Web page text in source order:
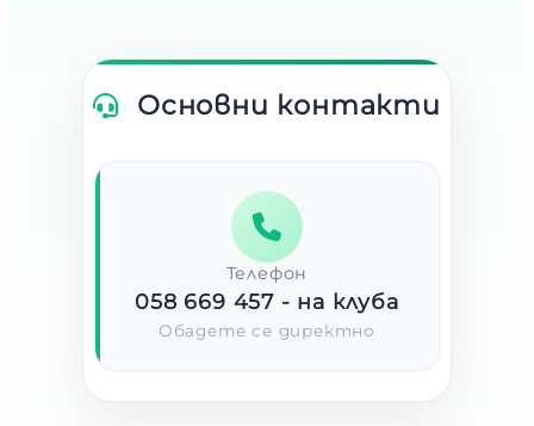
Основни контакти
Телефон
058 669 457 - на клуба
Обадете се директно